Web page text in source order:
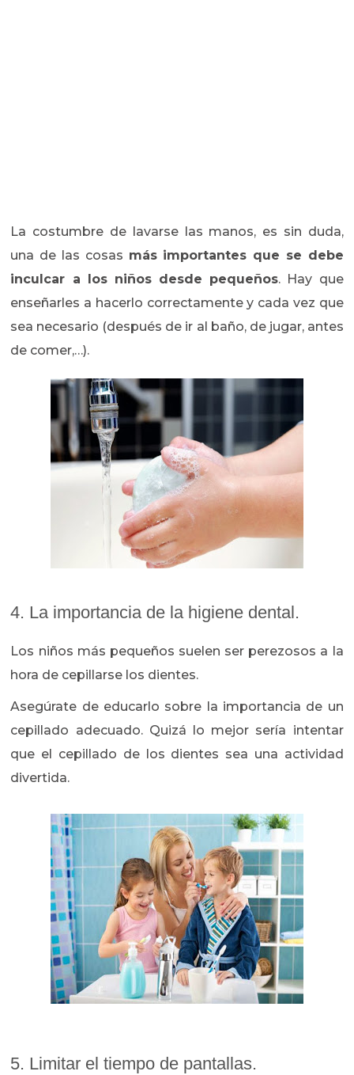
La costumbre de lavarse las manos, es sin duda,
una de las cosas más importantes que se debe
inculcar a los niños desde pequeños. Hay que
enseñarles a hacerlo correctamente y cada vez que
sea necesario (después de ir al baño, de jugar, antes
de comer,…).
4. La importancia de la higiene dental.
Los niños más pequeños suelen ser perezosos a la
hora de cepillarse los dientes.
Asegúrate de educarlo sobre la importancia de un
cepillado adecuado. Quizá lo mejor sería intentar
que el cepillado de los dientes sea una actividad
divertida.
5. Limitar el tiempo de pantallas.